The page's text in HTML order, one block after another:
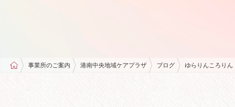
事業所のご案内 港南中央地域ケアプラザ ブログ ゆらりんころりん